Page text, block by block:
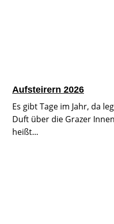
Aufsteirern 2026
Es gibt Tage im Jahr, da
Duft über die Grazer
heißt...